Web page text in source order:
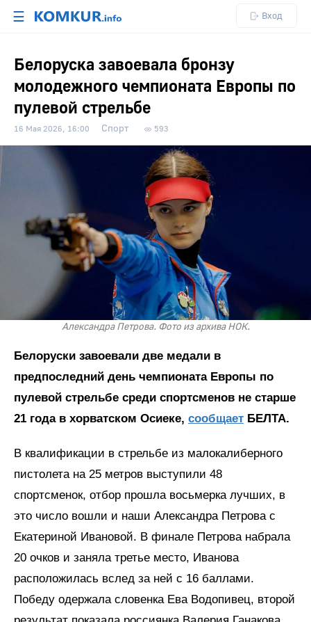
☰ Вход
Белоруска завоевала бронзу
молодежного чемпионата Европы по
пулевой стрельбе
16 Мая 2026, 16:00 Спорт 593
Александра Петрова. Фото из архива НОК.
Белоруски завоевали две медали в
предпоследний день чемпионата Европы по
пулевой стрельбе среди спортсменов не старше
21 года в хорватском Осиеке, сообщает БЕЛТА.
В квалификации в стрельбе из малокалиберного
пистолета на 25 метров выступили 48
спортсменок, отбор прошла восьмерка лучших, в
это число вошли и наши Александра Петрова с
Екатериной Ивановой. В финале Петрова набрала
20 очков и заняла третье место, Иванова
расположилась вслед за ней с 16 баллами.
Победу одержала словенка Ева Водопивец, второй